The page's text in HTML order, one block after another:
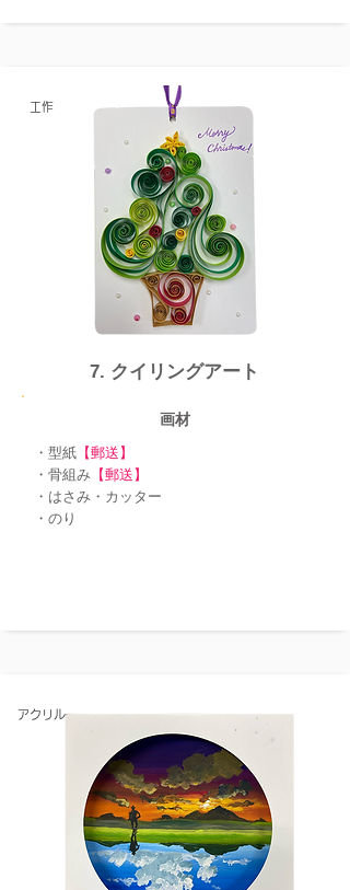
工作
​7. クイリングアート
画材
・型紙 【郵送】
・骨組み 【郵送】
・はさみ・カッター
​・のり
アクリル